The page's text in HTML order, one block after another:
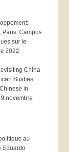
Paris, Campus
sur le
2022.
China-
Studies
in
novembre
au
Eduardo